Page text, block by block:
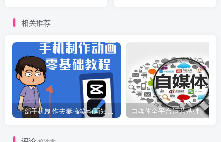
相关推荐
一部手机制作夫妻搞笑动画短视频教程，零基础也能快速上手 自媒体全平台运营基础